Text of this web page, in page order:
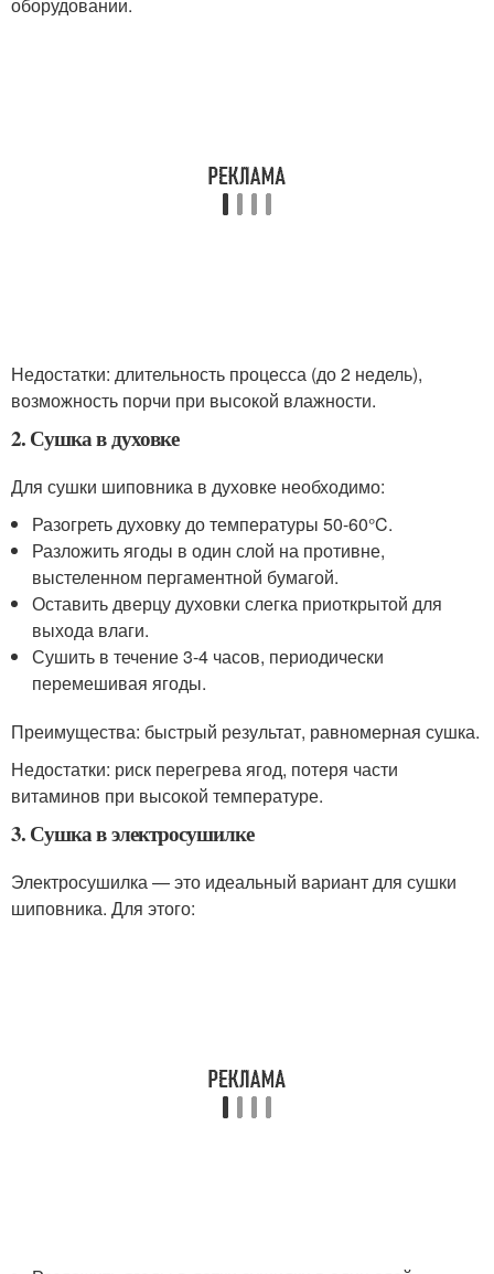
Недостатки: длительность процесса (до 2 недель),
возможность порчи при высокой влажности.
2. Сушка в духовке
Для сушки шиповника в духовке необходимо:
Разогреть духовку до температуры 50-60°C.
Разложить ягоды в один слой на противне,
выстеленном пергаментной бумагой.
Оставить дверцу духовки слегка приоткрытой для
выхода влаги.
Сушить в течение 3-4 часов, периодически
перемешивая ягоды.
Преимущества: быстрый результат, равномерная сушка.
Недостатки: риск перегрева ягод, потеря части
витаминов при высокой температуре.
3. Сушка в электросушилке
Электросушилка — это идеальный вариант для сушки
шиповника. Для этого: